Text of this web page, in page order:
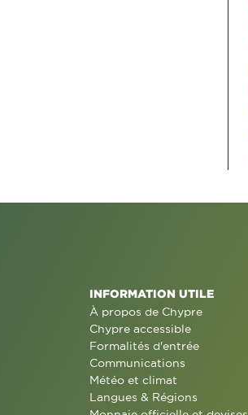
INFORMATION UTILE
À propos de Chypre
Chypre accessible
Formalités d'entrée
Communications
Météo et climat
Langues & Régions